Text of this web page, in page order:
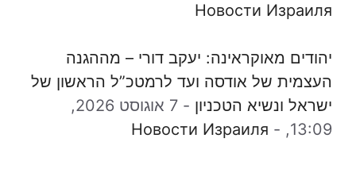
Новости Израиля
יהודים מאוקראינה: יעקב דורי – מההגנה
העצמית של אודסה ועד לרמטכ”ל הראשון של
ישראל ונשיא הטכניון -
7 אוגוסט 2026,
13:09,
-
Новости Израиля